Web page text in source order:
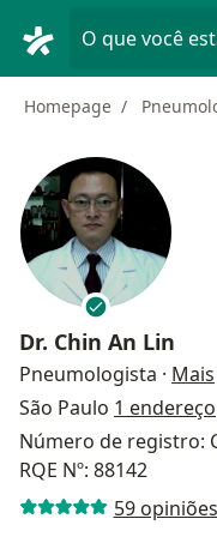
O que você
Homepage
Dr. Chin An Lin
Pneumologista · Mais
São Paulo 1 endereço
Número de registro:
RQE Nº: 88142
59 opiniões